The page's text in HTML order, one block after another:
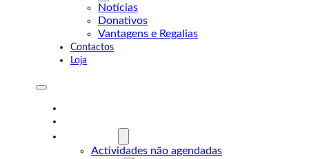
Notícias
Donativos
Vantagens e Regalias
Contactos
Loja
Actividades não agendadas